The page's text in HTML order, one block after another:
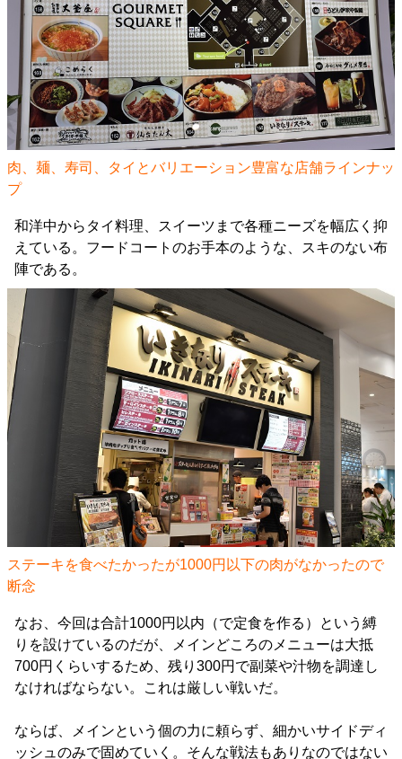
肉、麺、寿司、タイとバリエーション豊富な店舗ラインナッ
プ
和洋中からタイ料理、スイーツまで各種ニーズを幅広く抑
えている。フードコートのお手本のような、スキのない布
陣である。
ステーキを食べたかったが1000円以下の肉がなかったので
断念
なお、今回は合計1000円以内（で定食を作る）という縛
りを設けているのだが、メインどころのメニューは大抵
700円くらいするため、残り300円で副菜や汁物を調達し
なければならない。これは厳しい戦いだ。
ならば、メインという個の力に頼らず、細かいサイドディ
ッシュのみで固めていく。そんな戦法もありなのではない